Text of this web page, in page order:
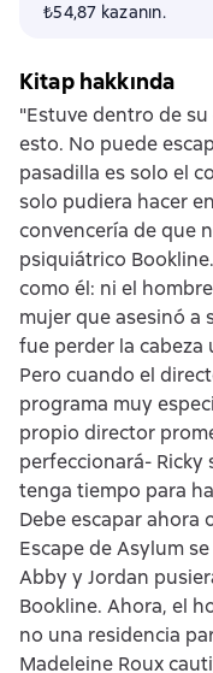
₺54,87 kazanın.
Kitap hakkında
"Estuve dentro de
esto. No puede
pasadilla es solo el
solo pudiera hacer
convencería de que
psiquiátrico
como él: ni el
mujer que asesinó a
fue perder la
Pero cuando el
programa muy
propio director
perfeccionará- Ricky
tenga tiempo para
Debe escapar ahora
Escape de Asylum
Abby y Jordan
Bookline. Ahora, el
no una residencia
Madeleine Roux